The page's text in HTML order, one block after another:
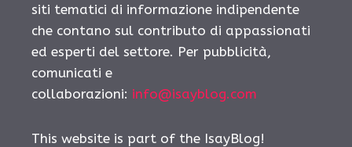
siti tematici di informazione indipendente
che contano sul contributo di appassionati
ed esperti del settore. Per pubblicità,
comunicati e
collaborazioni: info@isayblog.com
This website is part of the IsayBlog!